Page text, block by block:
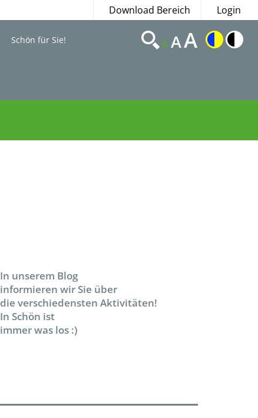
Download Bereich Login
Schön für Sie! AAA
In unserem Blog
informieren wir Sie über
die verschiedensten Aktivitäten!
In Schön ist
immer was los :)